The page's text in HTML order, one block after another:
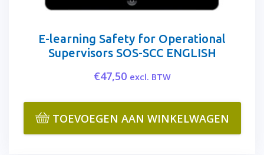
E-learning Safety for Operational
Supervisors SOS-SCC ENGLISH
€47,50 excl. BTW
TOEVOEGEN AAN WINKELWAGEN